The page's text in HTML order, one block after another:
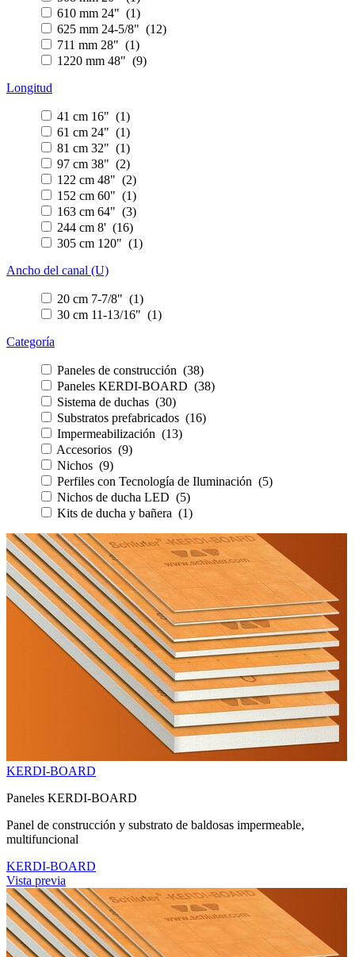
610 mm 24" (1)
625 mm 24-5/8" (12)
711 mm 28" (1)
1220 mm 48" (9)
Longitud
41 cm 16" (1)
61 cm 24" (1)
81 cm 32" (1)
97 cm 38" (2)
122 cm 48" (2)
152 cm 60" (1)
163 cm 64" (3)
244 cm 8' (16)
305 cm 120" (1)
Ancho del canal (U)
20 cm 7-7/8" (1)
30 cm 11-13/16" (1)
Categoría
Paneles de construcción (38)
Paneles KERDI-BOARD (38)
Sistema de duchas (30)
Substratos prefabricados (16)
Impermeabilización (13)
Accesorios (9)
Nichos (9)
Perfiles con Tecnología de Iluminación (5)
Nichos de ducha LED (5)
Kits de ducha y bañera (1)
KERDI-BOARD
Paneles KERDI-BOARD
Panel de construcción y substrato de baldosas impermeable,
multifuncional
KERDI-BOARD
Vista previa